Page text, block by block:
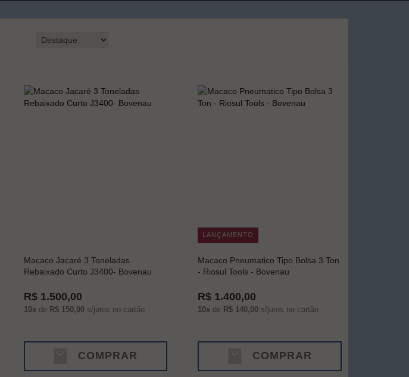
Macaco Jacaré 3 Toneladas
Rebaixado Curto J3400- Bovenau
R$ 1.500,00
10xde R$ 150,00s/juros no cartão
COMPRAR
LANÇAMENTO
Macaco Pneumatico Tipo Bolsa 3 Ton
- Riosul Tools - Bovenau
R$ 1.400,00
10x de R$ 140,00 s/juros no cartão
COMPRAR